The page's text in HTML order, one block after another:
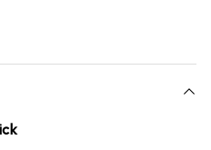
Oberfläche mit
und Abrieb macht. Dank
ist die Folie passgenau
Qualität und
Die Montage ist